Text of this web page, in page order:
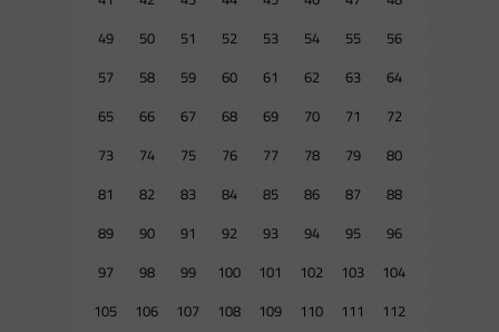
49
50 51 52 53 54 55
56
57
58 59 60 61 62 63
64
65
66 67 68 69 70 71
72
73
74 75 76 77 78 79
80
81
82 83 84 85 86 87
88
89
90 91 92 93 94 95
96
97
98 99 100 101 102 103
104
105
106 107 108 109 110 111
112